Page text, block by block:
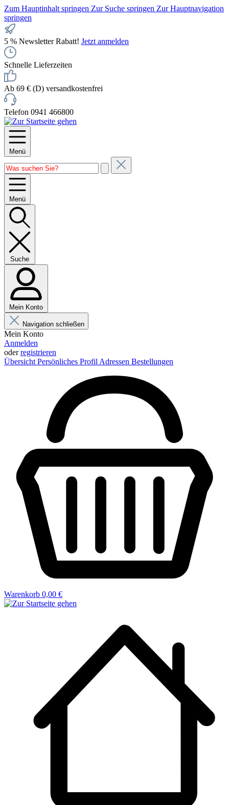
Zum Hauptinhalt springen Zur Suche springen Zur Hauptnavigation
springen
5 % Newsletter Rabatt! Jetzt anmelden
Schnelle Lieferzeiten
Ab 69 € (D) versandkostenfrei
Telefon 0941 466800
Menü
Menü
Suche
Mein Konto
Navigation schließen
Mein Konto
Anmelden
oderregistrieren
Übersicht Persönliches Profil Adressen Bestellungen
Warenkorb 0,00 €